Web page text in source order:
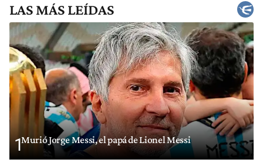
LAS MÁS LEÍDAS
1Murió Jorge Messi, el papá de Lionel Messi